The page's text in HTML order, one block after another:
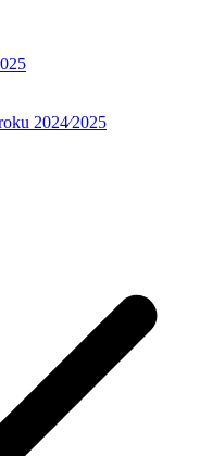
2024⁄2025